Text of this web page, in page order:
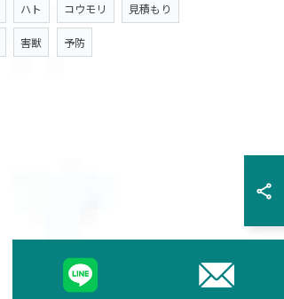
ハト コウモリ 見積もり
害獣 予防